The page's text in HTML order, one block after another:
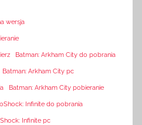
wersja
Batman: Arkham City do pobrania
Batman: Arkham City pc
Batman: Arkham City pobieranie
Infinite do pobrania
Infinite pc